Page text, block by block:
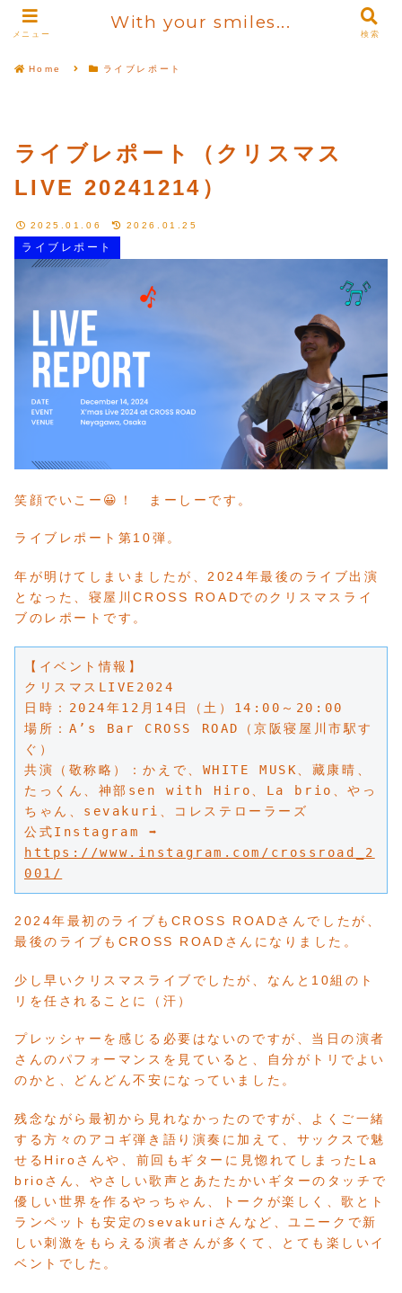
Home ライブレポート
ライブレポート（クリスマス
LIVE 20241214）
ライブレポート
2025.01.06 2026.01.25
笑顔でいこー😀！ まーしーです。
ライブレポート第10弾。
年が明けてしまいましたが、2024年最後のライブ出演
となった、寝屋川CROSS ROADでのクリスマスライ
ブのレポートです。
【イベント情報】
クリスマスLIVE2024
日時：2024年12月14日（土）14:00～20:00
場所：A’s Bar CROSS ROAD（京阪寝屋川市駅す
ぐ）
共演（敬称略）：かえで、WHITE MUSK、藏康晴、
たっくん、神部sen with Hiro、La brio、やっ
ちゃん、sevakuri、コレステローラーズ
https://www.instagram.com/crossroad_2
001/
2024年最初のライブもCROSS ROADさんでしたが、
最後のライブもCROSS ROADさんになりました。
少し早いクリスマスライブでしたが、なんと10組のト
リを任されることに（汗）
プレッシャーを感じる必要はないのですが、当日の演者
さんのパフォーマンスを見ていると、自分がトリでよい
のかと、どんどん不安になっていました。
残念ながら最初から見れなかったのですが、よくご一緒
する方々のアコギ弾き語り演奏に加えて、サックスで魅
せるHiroさんや、前回もギターに見惚れてしまったLa
brioさん、やさしい歌声とあたたかいギターのタッチで
優しい世界を作るやっちゃん、トークが楽しく、歌とト
ランペットも安定のsevakuriさんなど、ユニークで新
しい刺激をもらえる演者さんが多くて、とても楽しいイ
ベントでした。
メニュー
With your smiles...
検索